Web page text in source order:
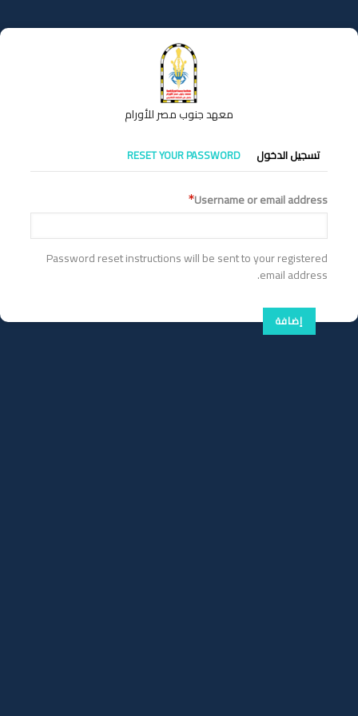
إلى
المحتوى
معهد جنوب مصر للأورام
التبويبات
الأساسية
تسجيل الدخول RESET YOUR PASSWORD
Username or email address
Password reset instructions will be sent to your registered
email address.